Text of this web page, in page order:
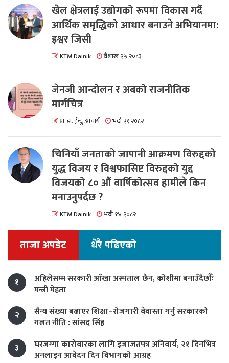
खेल क्षेत्रलाई उद्योगको रूपमा विकास गर्दै
आर्थिक समृद्धिको आधार बनाउने अभियानमा:
इश्वर जिसी
KTM Dainik वैशाख २५ २०८३
जेनजी आन्दोलन र अबको राजनीतिक
मार्गचित्र
प्रा. डा. ईन्दु आचार्य भदौ २९ २०८२
चिनियाँ जनताको जापानी आक्रमण विरुद्दको
युद्ध विजय र विश्वफासिष्ट विरुद्दको युद्द
विजयको ८० औं वार्षिकोत्सव हामीले किन
मनाउनुपर्दछ ?
KTM Dainik भदौ १४ २०८२
ताजा अपडेट धेरै पढिएको
१
अहिलेसम्म सरकारी आँखा अस्पताल छैन, कोशीमा बनाउँदैछौँः
मन्त्री मेहता
२
सैन्य संख्या बढाएर शिक्षा–रोजगारी बेवास्ता गर्नु सरकारको
गलत नीति : सांसद सिंह
३
घरजग्गा कारोबारका लागि इजाजतपत्र अनिवार्य, २१ दिनभित्र
अनलाइन आवेदन दिन विभागको आग्रह